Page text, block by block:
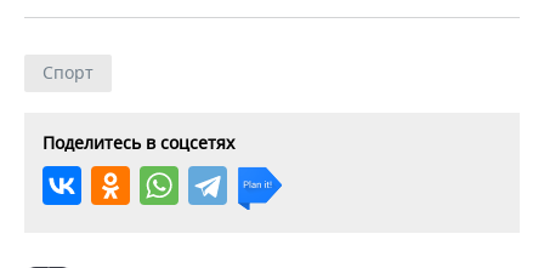
Спорт
Поделитесь в соцсетях